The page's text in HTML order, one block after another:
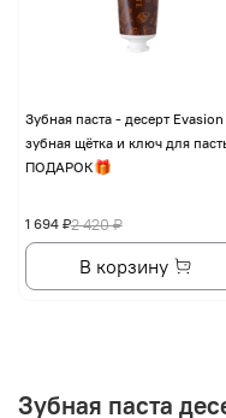
Зубная паста - десерт
зубная щётка и ключ для
ПОДАРОК🎁
2 420 ₽
1 694 ₽
В корзину
Зубная паста